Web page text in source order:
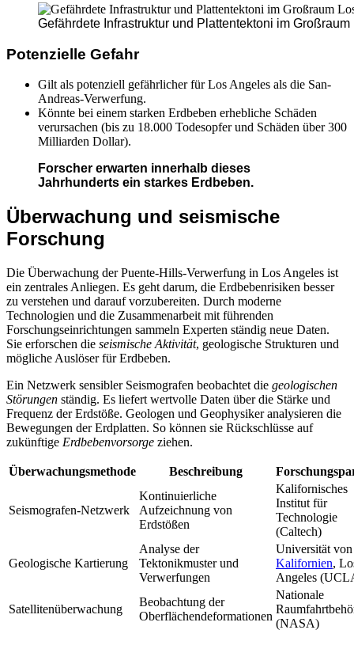
Gefährdete Infrastruktur und Plattentektoni im
Potenzielle Gefahr
Gilt als potenziell gefährlicher für Los Angeles als die San-
Andreas-Verwerfung.
Könnte bei einem starken Erdbeben erhebliche Schäden
verursachen (bis zu 18.000 Todesopfer und Schäden über 300
Milliarden Dollar).
Forscher erwarten innerhalb dieses
Jahrhunderts ein starkes Erdbeben.
Überwachung und seismische
Forschung
Die Überwachung der Puente-Hills-Verwerfung in Los Angeles ist
ein zentrales Anliegen. Es geht darum, die Erdbebenrisiken besser
zu verstehen und darauf vorzubereiten. Durch moderne
Technologien und die Zusammenarbeit mit führenden
Forschungseinrichtungen sammeln Experten ständig neue Daten.
Sie erforschen die seismische Aktivität, geologische Strukturen und
mögliche Auslöser für Erdbeben.
Ein Netzwerk sensibler Seismografen beobachtet die geologischen
Störungen ständig. Es liefert wertvolle Daten über die Stärke und
Frequenz der Erdstöße. Geologen und Geophysiker analysieren die
Bewegungen der Erdplatten. So können sie Rückschlüsse auf
zukünftige Erdbebenvorsorge ziehen.
Überwachungsmethode Beschreibung
Seismografen-Netzwerk
Kontinuierliche
Aufzeichnung von
Erdstößen
Kalifornisches
Institut für
Technologie
(Caltech)
Geologische Kartierung
Analyse der
Tektonikmuster und
Verwerfungen
Universität von
Kalifornien,
Angeles
Satellitenüberwachung
Beobachtung der
Oberflächendeformationen
Nationale
(NASA)